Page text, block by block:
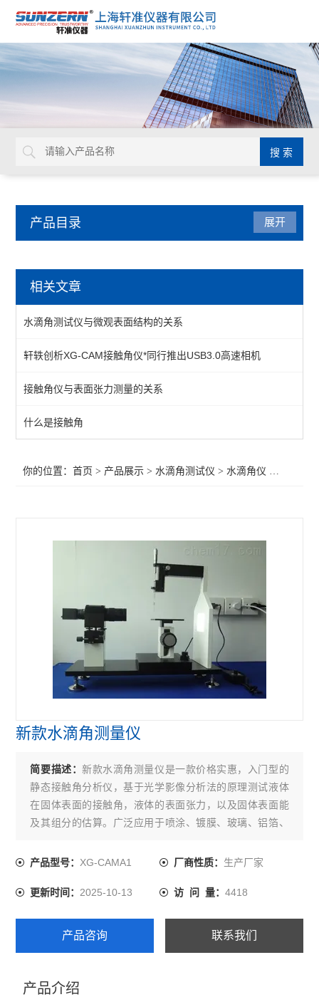
产品目录
水滴角测量仪
水滴角仪
水滴角测定仪
查看全部 >>
展开
相关文章
水滴角测试仪与微观表面结构的关系
轩轶创析XG-CAM接触角仪*同行推出USB3.0高速相机
接触角仪与表面张力测量的关系
什么是接触角
你的位置：首页 > 产品展示 >水滴角测试仪 >水滴角仪
新款水滴角测量仪
简要描述：新款水滴角测量仪是一款价格实惠，入门型的
静态接触角分析仪，基于光学影像分析法的原理测试液体
在固体表面的接触角，液体的表面张力，以及固体表面能
及其组分的估算。广泛应用于喷涂、镀膜、玻璃、铝箔、
测。
产品型号：XG-CAMA1 厂商性质： 生产厂家
更新时间：2025-10-13 访 问 量： 4418
产品咨询 联系我们
产品介绍